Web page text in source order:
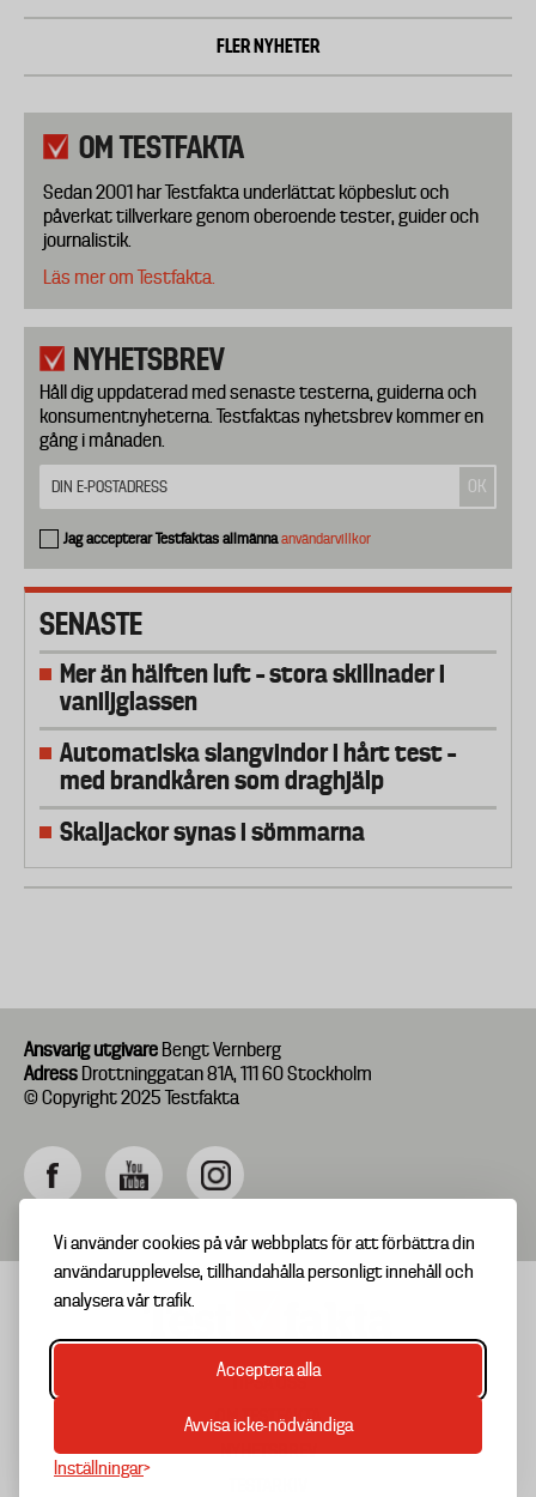
Vi använder cookies på vår webbplats för att förbättra din
användarupplevelse, tillhandahålla personligt innehåll och
analysera vår trafik.
Acceptera alla
Avvisa icke-nödvändiga
Inställningar
FLER NYHETER
OM TESTFAKTA
Sedan 2001 har Testfakta underlättat köpbeslut och
påverkat tillverkare genom oberoende tester, guider och
journalistik.
Läs mer om Testfakta.
NYHETSBREV
Håll dig uppdaterad med senaste testerna, guiderna och
konsumentnyheterna. Testfaktas nyhetsbrev kommer en
gång i månaden.
Jag accepterar Testfaktas allmännaanvändarvillkor
SENASTE
Mer än hälften luft – stora skillnader i
vaniljglassen
Automatiska slangvindor i hårt test –
med brandkåren som draghjälp
Skaljackor synas i sömmarna
Ansvarig utgivare Bengt Vernberg
Adress Drottninggatan 81A, 111 60 Stockholm
© Copyright 2025 Testfakta
Footer
menu
TIPSA OSS
OM TESTFAKTA
NYHETSBREV